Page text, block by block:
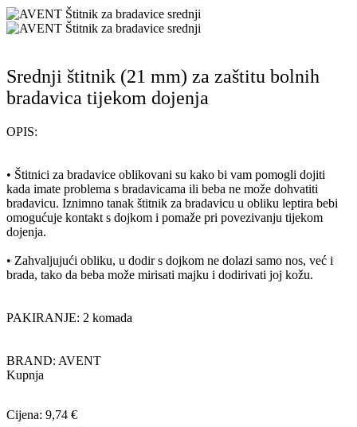
Srednji štitnik (21 mm) za zaštitu bolnih
bradavica tijekom dojenja
OPIS:
• Štitnici za bradavice oblikovani su kako bi vam pomogli dojiti
kada imate problema s bradavicama ili beba ne može dohvatiti
bradavicu. Iznimno tanak štitnik za bradavicu u obliku leptira bebi
omogućuje kontakt s dojkom i pomaže pri povezivanju tijekom
dojenja.
• Zahvaljujući obliku, u dodir s dojkom ne dolazi samo nos, već i
brada, tako da beba može mirisati majku i dodirivati joj kožu.
PAKIRANJE: 2 komada
BRAND: AVENT
Kupnja
Cijena: 9,74 €